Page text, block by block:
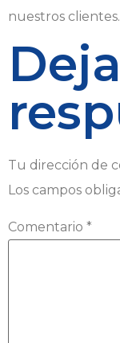
nuestros clientes.
Tu dirección de
Los campos
Comentario *